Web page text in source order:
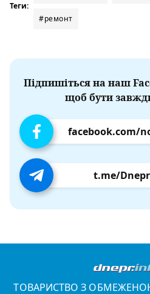
Теги:
#ремонт
Підпишіться на наш
щоб бути
t.me/
ТОВАРИСТВО З